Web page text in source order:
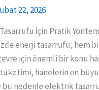
22, 2026
İçin Pratik
enerji tasarrufu, hem
için önemli bir konu
hanelerin en
bu nedenle elektrik